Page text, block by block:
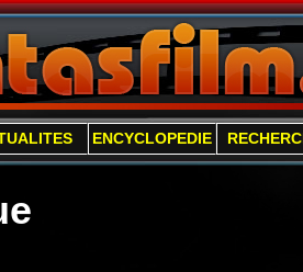
ENCYCLOPEDIE